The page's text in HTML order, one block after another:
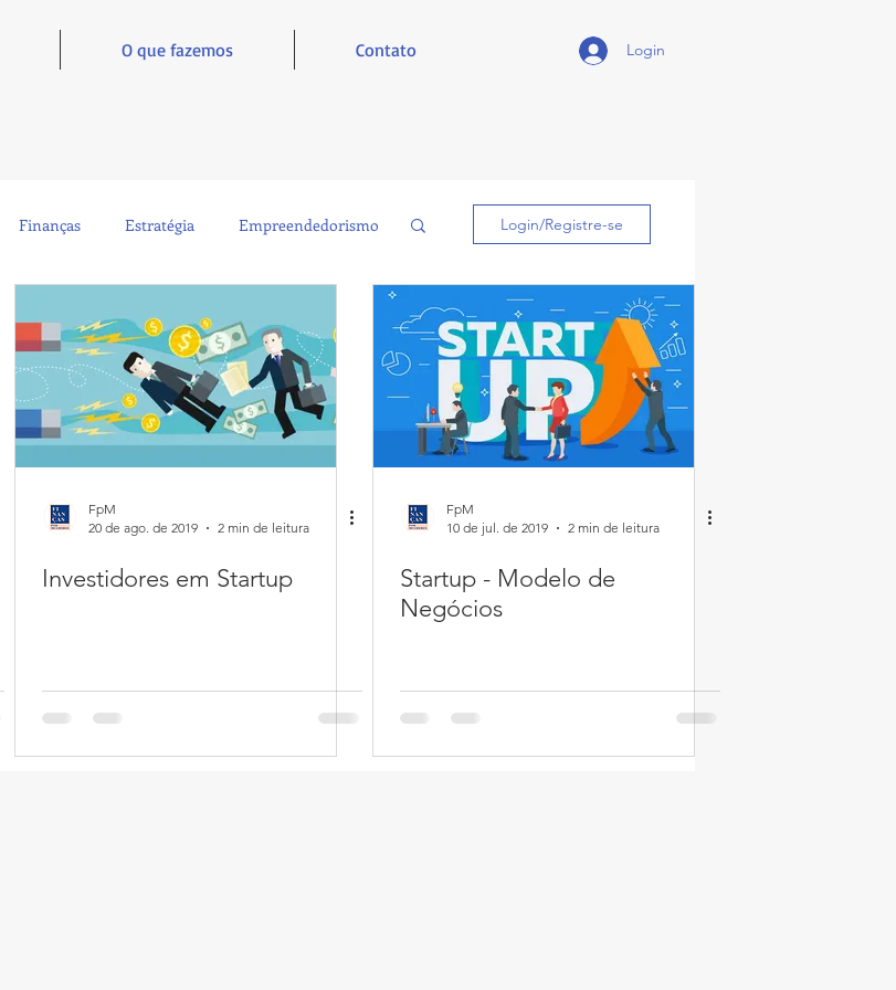
O que fazemos Contato Login
Finanças Estratégia Empreendedorismo
Administração
Login/Registre-se
FpM
20 de ago. de 2019
2 min de leitura
Investidores em Startup
FpM
10 de jul. de 2019
2 min de leitura
Startup - Modelo de
Negócios